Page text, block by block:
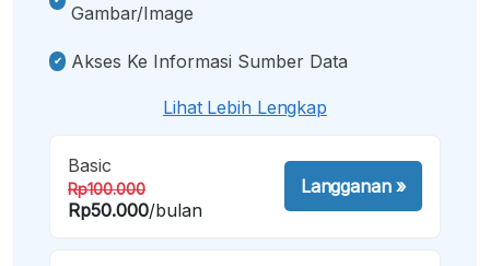
Gambar/image
Akses Ke Informasi Sumber Data
Lihat Lebih Lengkap
Basic
Rp100.000
Rp50.000/bulan
Langganan»